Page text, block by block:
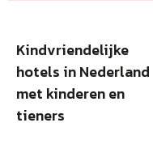
Kindvriendelijke
hotels in Nederland
met kinderen en
tieners